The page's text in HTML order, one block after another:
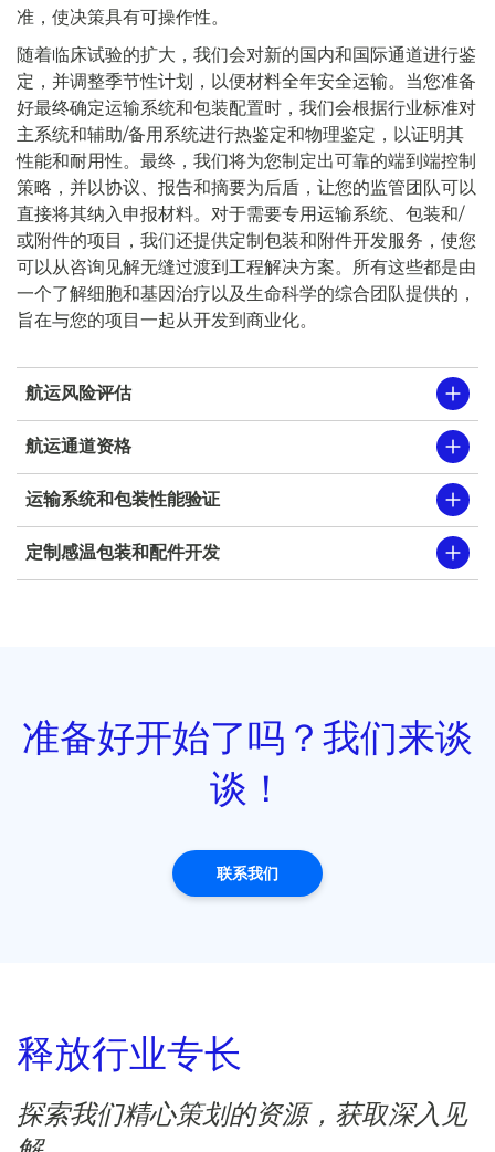
准，使决策具有可操作性。
随着临床试验的扩大，我们会对新的国内和国际通道进行鉴
定，并调整季节性计划，以便材料全年安全运输。当您准备
好最终确定运输系统和包装配置时，我们会根据行业标准对
主系统和辅助/备用系统进行热鉴定和物理鉴定，以证明其
性能和耐用性。最终，我们将为您制定出可靠的端到端控制
策略，并以协议、报告和摘要为后盾，让您的监管团队可以
直接将其纳入申报材料。对于需要专用运输系统、包装和/
或附件的项目，我们还提供定制包装和附件开发服务，使您
可以从咨询见解无缝过渡到工程解决方案。所有这些都是由
一个了解细胞和基因治疗以及生命科学的综合团队提供的，
旨在与您的项目一起从开发到商业化。
航运风险评估
航运通道资格
运输系统和包装性能验证
定制感温包装和配件开发
准备好开始了吗？我们来谈
谈！
联系我们
释放行业专长
探索我们精心策划的资源，获取深入见